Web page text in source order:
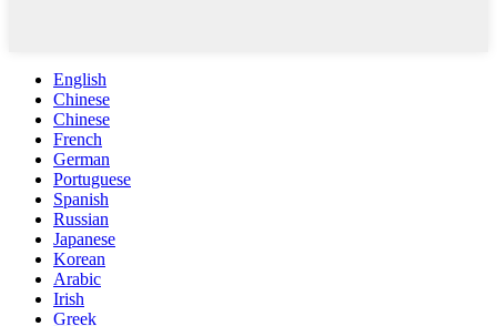
English
Chinese
Chinese
French
German
Portuguese
Spanish
Russian
Japanese
Korean
Arabic
Irish
Greek